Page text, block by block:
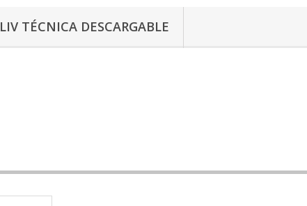
LIV TÉCNICA DESCARGABLE